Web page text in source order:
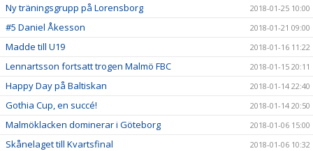
Ny träningsgrupp på Lorensborg 2018-01-25 10:00
#5 Daniel Åkesson 2018-01-21 09:00
Madde till U19 2018-01-16 11:22
Lennartsson fortsatt trogen Malmö FBC 2018-01-15 20:11
Happy Day på Baltiskan 2018-01-14 22:40
Gothia Cup, en succé! 2018-01-14 20:50
Malmöklacken dominerar i Göteborg 2018-01-06 15:00
Skånelaget till Kvartsfinal 2018-01-06 10:32